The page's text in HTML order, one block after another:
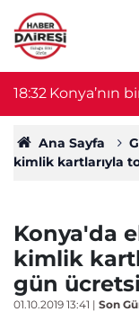
18:32 Konya’nın
tarife
Ana Sayfa
kimlik kartlarıyla
Konya'da
kimlik
gün
01.10.2019 13:41 | Son